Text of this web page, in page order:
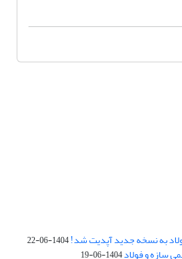
به نسخه جدید آپدیت شد!1404-06-22
سازه و فولاد1404-06-19